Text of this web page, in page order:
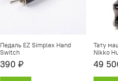
Педаль EZ Simplex Hand
Switch
390 ₽
Тату
Nikko
49